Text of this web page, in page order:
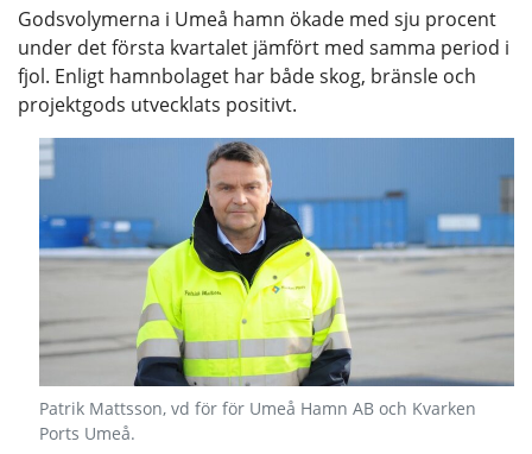
Godsvolymerna i Umeå hamn ökade med sju procent
under det första kvartalet jämfört med samma period i
fjol. Enligt hamnbolaget har både skog, bränsle och
projektgods utvecklats positivt.
Patrik Mattsson, vd för för Umeå Hamn AB och Kvarken
Ports Umeå.